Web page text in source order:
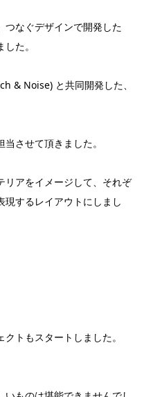
つなぐデザインで開発した
た。
& Noise) と共同開発した、
させて頂きました。
リアをイメージして、それぞ
するレイアウトにしまし
トもスタートしました。